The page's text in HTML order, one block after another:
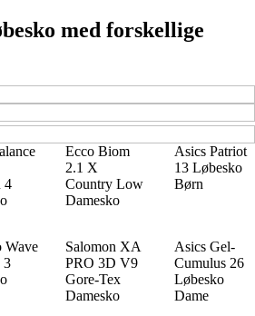
med forskellige
4
Ecco Biom
2.1 X
Country Low
Damesko
Asics Patriot
13 Løbesko
Børn
Wave
3
Salomon XA
PRO 3D V9
Gore-Tex
Damesko
Asics Gel-
Cumulus 26
Løbesko
Dame